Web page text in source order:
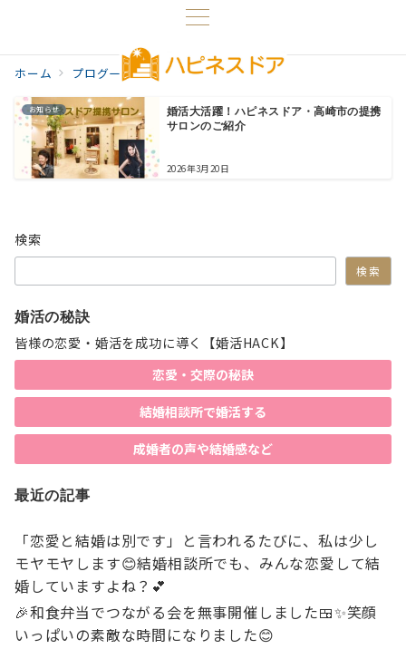
ホーム プログ一覧 婚活準備
お知らせ
婚活大活躍！ハピネスドア・高崎市の提携
サロンのご紹介
2026年3月20日
検索
検索
婚活の秘訣
皆様の恋愛・婚活を成功に導く【婚活HACK】
恋愛・交際の秘訣
結婚相談所で婚活する
成婚者の声や結婚感など
最近の記事
「恋愛と結婚は別です」と言われるたびに、私は少し
モヤモヤします😊結婚相談所でも、みんな恋愛して結
婚していますよね？💕
🎉和食弁当でつながる会を無事開催しました🍱✨笑顔
いっぱいの素敵な時間になりました😊